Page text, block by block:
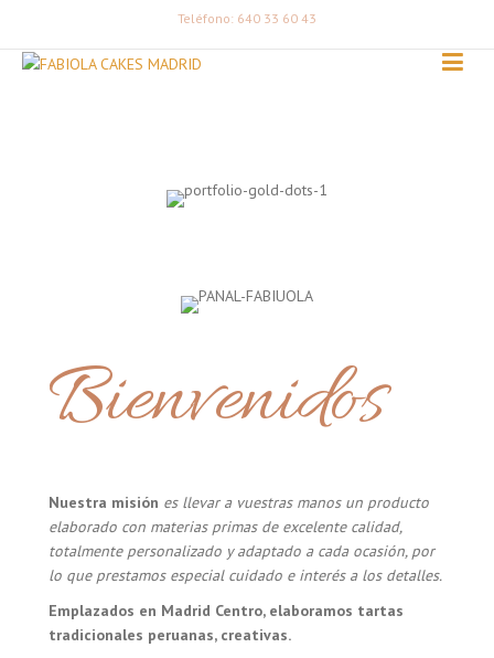
Teléfono: 640 33 60 43
Bienvenidos
Nuestra misión es llevar a vuestras manos un producto
elaborado con materias primas de excelente calidad,
totalmente personalizado y adaptado a cada ocasión, por
lo que prestamos especial cuidado e interés a los detalles.
Emplazados en Madrid Centro, elaboramos tartas
tradicionales peruanas, creativas.